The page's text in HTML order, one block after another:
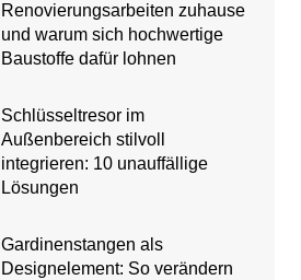
Renovierungsarbeiten zuhause
und warum sich hochwertige
Baustoffe dafür lohnen
Schlüsseltresor im
Außenbereich stilvoll
integrieren: 10 unauffällige
Lösungen
Gardinenstangen als
Designelement: So verändern